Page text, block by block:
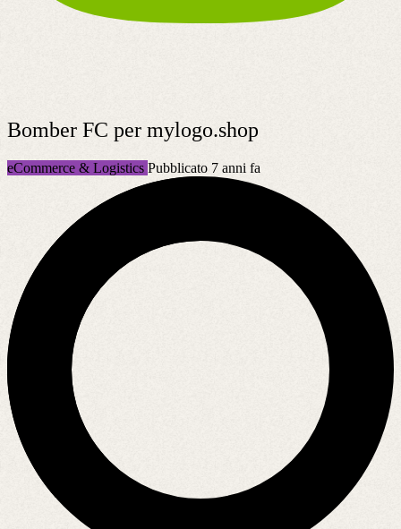
Bomber FC per mylogo.shop
eCommerce & Logistics Pubblicato 7 anni fa